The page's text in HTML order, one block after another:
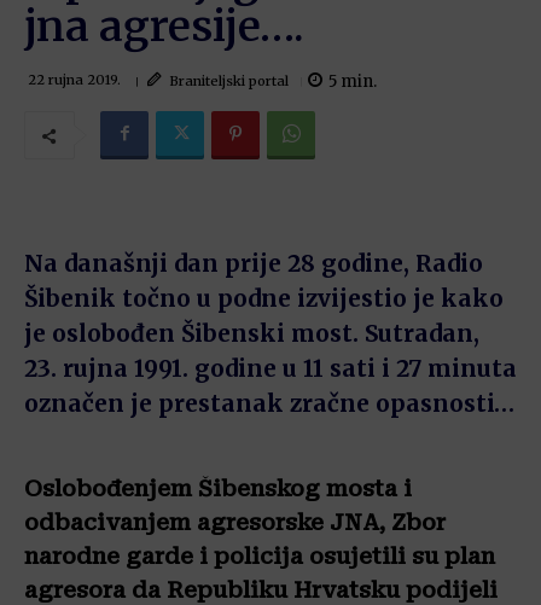
jna agresije….
22 rujna 2019. Braniteljski portal 5 min.
Na današnji dan prije 28 godine, Radio
Šibenik točno u podne izvijestio je kako
je oslobođen Šibenski most. Sutradan,
23. rujna 1991. godine u 11 sati i 27 minuta
označen je prestanak zračne opasnosti…
Oslobođenjem Šibenskog mosta i
odbacivanjem agresorske JNA, Zbor
narodne garde i policija osujetili su plan
agresora da Republiku Hrvatsku podijeli